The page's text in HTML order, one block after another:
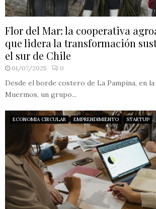
Flor del Mar: la cooperativa
que lidera la transformación
el sur de Chile
01/07/2025 0
Desde el borde costero de La Pampina, en
Muermos, un grupo...
ECONOMIA CIRCULAR EMPRENDIMIENTO STARTUP